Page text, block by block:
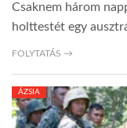
Csaknem három
holttestét egy
FOLYTATÁS →
ÁZSIA